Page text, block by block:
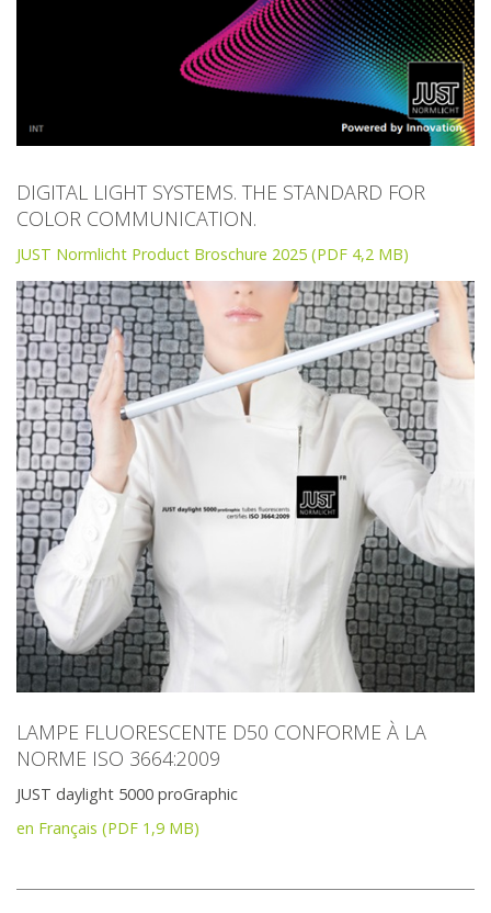
DIGITAL LIGHT SYSTEMS. THE STANDARD FOR
COLOR COMMUNICATION.
JUST Normlicht Product Broschure 2025 (PDF 4,2 MB)
LAMPE FLUORESCENTE D50 CONFORME À LA
NORME ISO 3664:2009
JUST daylight 5000 proGraphic
en Français (PDF 1,9 MB)